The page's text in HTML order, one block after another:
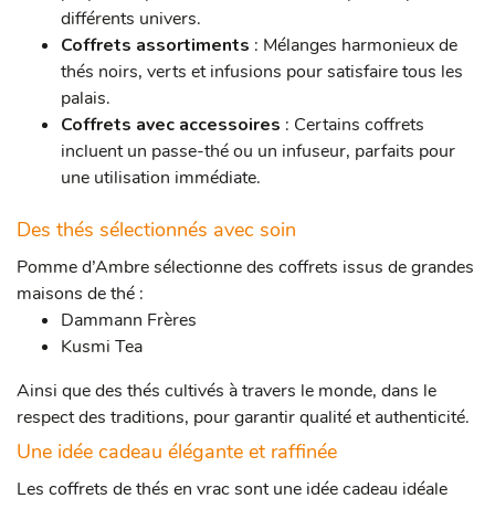
différents univers.
Coffrets assortiments : Mélanges harmonieux de
thés noirs, verts et infusions pour satisfaire tous les
palais.
Coffrets avec accessoires : Certains coffrets
incluent un passe-thé ou un infuseur, parfaits pour
une utilisation immédiate.
Des thés sélectionnés avec soin
Pomme d’Ambre sélectionne des coffrets issus de grandes
maisons de thé :
Dammann Frères
Kusmi Tea
Ainsi que des thés cultivés à travers le monde, dans le
respect des traditions, pour garantir qualité et authenticité.
Une idée cadeau élégante et raffinée
Les coffrets de thés en vrac sont une idée cadeau idéale